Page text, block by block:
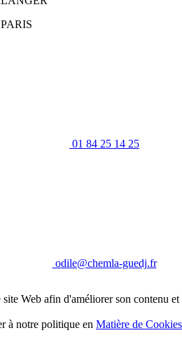
PARIS
01 84 25 14 25
odile@chemla-guedj.fr
Web afin d'améliorer son contenu
à notre politique en Matière de Cookies